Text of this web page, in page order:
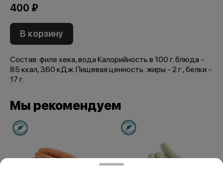
400 ₽
В корзину
Состав: филе хека, вода Калорийность в 100 г. блюда -
85 ккал, 360 кДж. Пищевая ценность: жиры - 2 г., белки -
17 г.
Мы рекомендуем